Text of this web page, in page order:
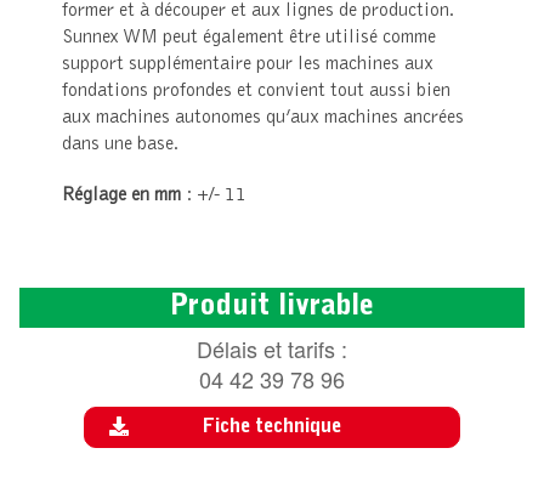
former et à découper et aux lignes de production.
Sunnex WM peut également être utilisé comme
support supplémentaire pour les machines aux
fondations profondes et convient tout aussi bien
aux machines autonomes qu’aux machines ancrées
dans une base.
Réglage en mm : +/- 11
Produit livrable
Délais et tarifs :
04 42 39 78 96
Fiche technique